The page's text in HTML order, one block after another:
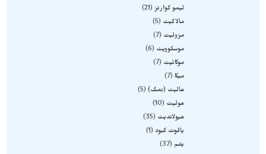
لیمو کوارتز 21
مالاکیت
5
مزولیت
7
موسکوویت
6
موکائیت
7
میکا
7
هالیت (نمک) 5
هولیت
10
هیولاندیت
35
یاقوت کبود
1
یشم
37